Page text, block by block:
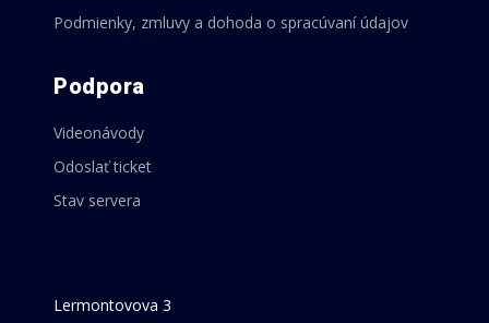
Podmienky, zmluvy a dohoda o spracúvaní údajov
Podpora
Videonávody
Odoslať ticket
Stav servera
Lermontovova 3